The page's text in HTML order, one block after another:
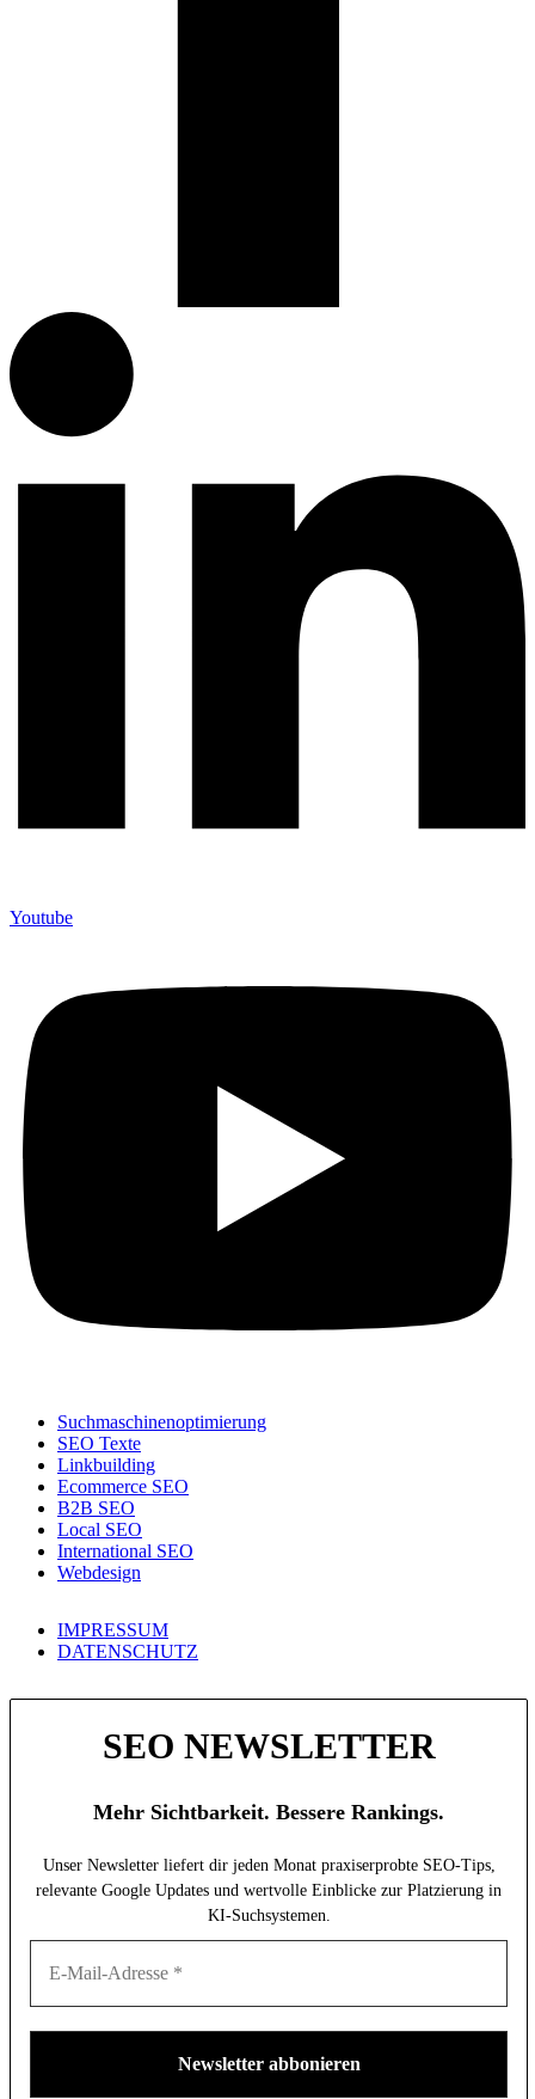
Youtube
Suchmaschinenoptimierung
SEO Texte
Linkbuilding
Ecommerce SEO
B2B SEO
Local SEO
International SEO
Webdesign
IMPRESSUM
DATENSCHUTZ
SEO NEWSLETTER
Mehr Sichtbarkeit. Bessere Rankings.
Unser Newsletter liefert dir jeden Monat praxiserprobte SEO-Tips,
relevante Google Updates und wertvolle Einblicke zur Platzierung in
KI-Suchsystemen.